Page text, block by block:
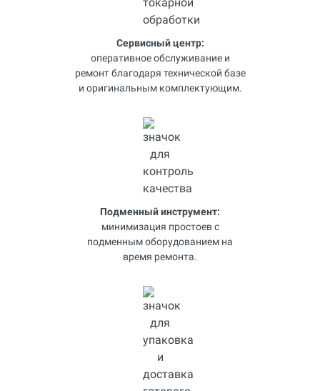
Сервисный центр:
оперативное обслуживание и
ремонт благодаря технической базе
и оригинальным комплектующим.
Подменный инструмент:
минимизация простоев с
подменным оборудованием на
время ремонта.